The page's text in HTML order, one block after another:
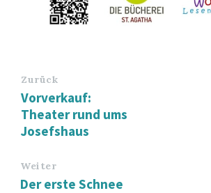
Zurück
Vorverkauf:
Theater rund ums
Josefshaus
Weiter
Der erste Schnee